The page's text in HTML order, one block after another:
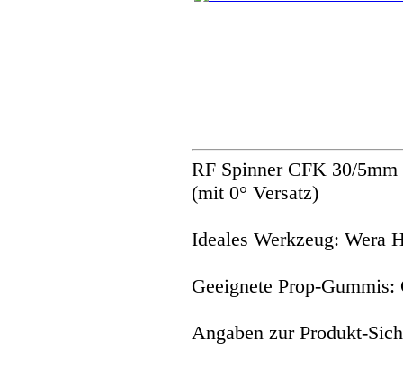
RF Spinner CFK 30/
(mit 0° Versatz)
Ideales Werkzeug: Wera
Geeignete Prop-
Angaben zur Produkt-